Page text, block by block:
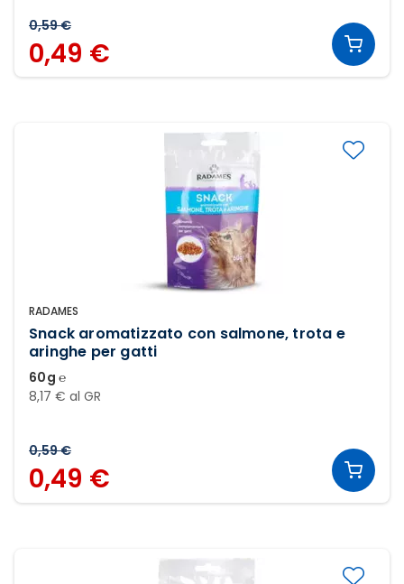
0,59 €
0,49 €
RADAMES
Snack aromatizzato con salmone, trota e
aringhe per gatti
60g ℮
8,17 € al GR
0,59 €
0,49 €